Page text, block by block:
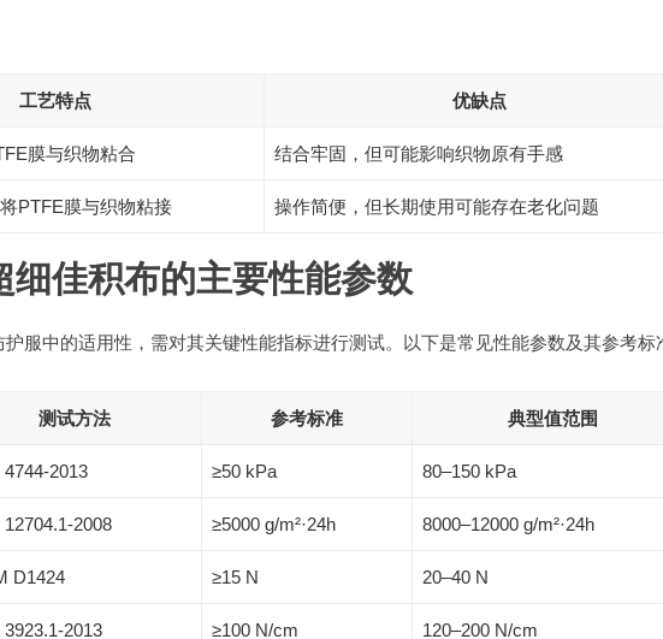
工艺特点 优缺点
膜与织物粘合 结合牢固，但可能影响织物原有手感
PTFE膜与织物粘接 操作简便，但长期使用可能存在老化问题
细佳积布的主要性能参数
服中的适用性，需对其关键性能指标进行测试。以下是常见性能参数及其参考标
测试方法 参考标准 典型值范围
2013 ≥50 kPa 80–150 kPa
2008 ≥5000 g/m²·24h 8000–12000 g/m²·24h
D1424 ≥15 N 20–40 N
2013 ≥100 N/cm 120–200 N/cm